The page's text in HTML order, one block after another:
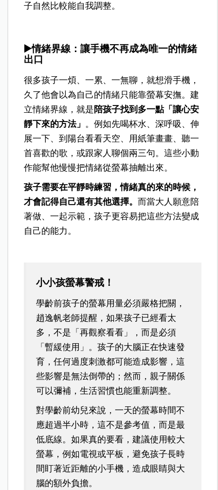
子自然比較能自我調整。
▶️情緒界線：讓手機不再成為唯一的情緒
出口
很多孩子一煩、一累、一無聊，就想滑手機，
久了他會以為自己的情緒只能靠螢幕安撫。建
立情緒界線，就是 陪孩子找到多一點「讓心安
靜下來的方法」 。例如先喝杯水、深呼吸、伸
展一下、到陽台看看天空、用紙筆畫畫、聽一
首喜歡的歌，或跟家人聊個兩三句。這些小動
作能幫他慢慢把情緒從螢幕抽離出來。
孩子需要在平靜時練習，情緒真的來的時候，
才會記得自己還有其他選擇。而當大人願意陪
著做、一起示範，孩子更容易把這些方法變成
自己的能力。
小小孩螢幕警戒！
學齡前孩子的螢幕用量必須嚴格把關，
趙逸帆老師提醒，如果孩子已經看太
多，不是「再觀察看看」，而是必須
「暫緩使用」。孩子的大腦正在快速發
育，任何過度刺激都可能造成影響，這
些影響是無法倒帶的；然而，親子關係
可以彌補，生活習慣也能重新調整。
對學齡前幼兒來說，一天的螢幕時間不
應超過半小時，這不是參考值，而是最
低底線。如果真的要看，建議使用較大
螢幕，例如電視或平板，避免孩子長時
間盯著近距離的小手機，造成眼睛與大
腦的額外負擔。